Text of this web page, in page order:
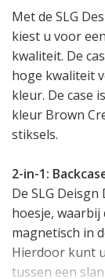
Met de SLG
kiest u voor
kwaliteit. De
hoge kwaliteit
kleur. De case
kleur Brown
stiksels.
2-in-1:
De SLG
hoesje,
magnetisch in
Hierdoor kunt
tussen een